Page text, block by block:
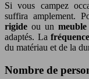
Si vous campez
suffira amplement.
rigide ou un
adaptés. La
du matériau et de la
Nombre de